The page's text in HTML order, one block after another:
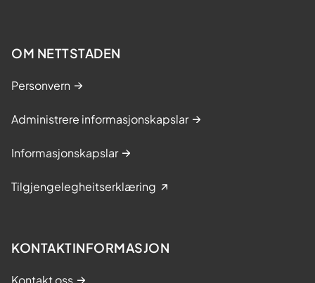
OM NETTSTADEN
Personvern
Administrere informasjonskapslar
Informasjonskapslar
Tilgjengelegheitserklæring
KONTAKTINFORMASJON
Kontakt oss